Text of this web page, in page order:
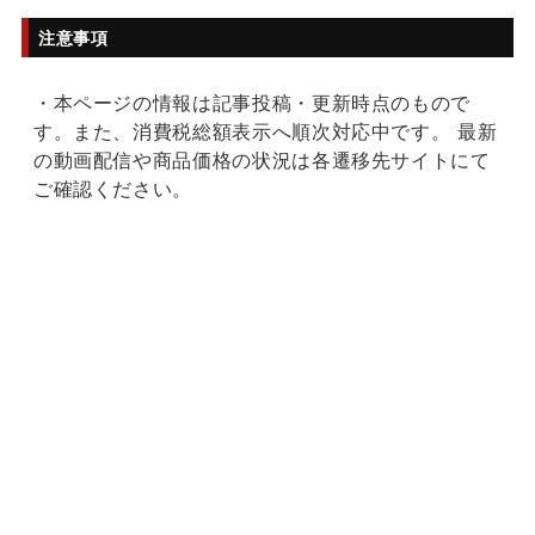
注意事項
・本ページの情報は記事投稿・更新時点のもので
す。また、消費税総額表示へ順次対応中です。 最新
の動画配信や商品価格の状況は各遷移先サイトにて
ご確認ください。